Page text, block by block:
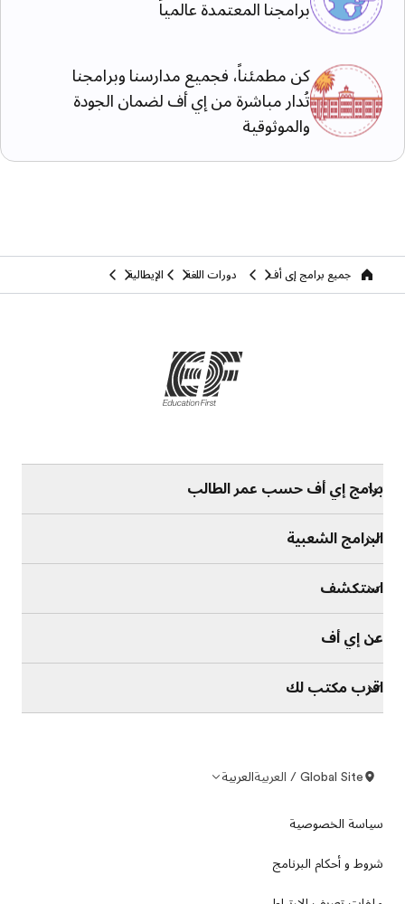
برامجنا المعتمدة عالمياً
كن مطمئناً، فجميع مدارسنا وبرامجنا
تُدار مباشرة من إي أف لضمان الجودة
والموثوقية
homeجميع برامج إي أف دورات اللغة الإيطالية
برامج إي أف حسب عمر الطالب
البرامج الشعبية
استكشف
عن إي أف
اقرب مكتب لك
Global Site / العربية العربية
سياسة الخصوصية
شروط و أحكام البرنامج